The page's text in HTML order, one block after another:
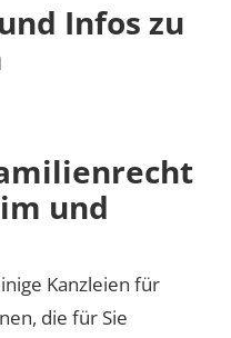
Infos zu
und
Kanzleien für
die für Sie